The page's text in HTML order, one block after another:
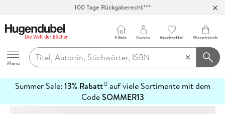
100 Tage Rückgaberecht***
Hugendubel
Menu
Filiale Konto Merkzettel Warenkorb
Summer Sale: 13% Rabatt12auf viele Sortimente mit dem
CodeSOMMER13
erfahren